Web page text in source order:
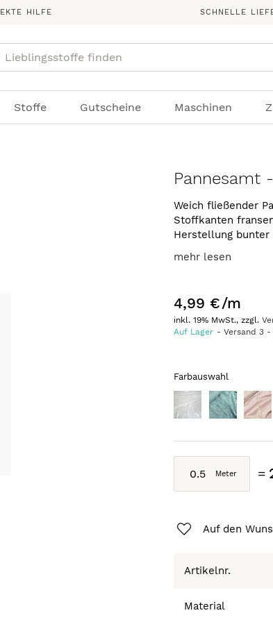
HILFE SCHNELLE
Stoffe Gutscheine Maschinen
Pannesamt
Weich fließender
Stoffkanten
Herstellung bunter
mehr lesen
4,99 €/m
inkl. 19% MwSt., zzgl.
Auf Lager
Versand3
Farbauswahl
Auf den
Artikelnr.
Material